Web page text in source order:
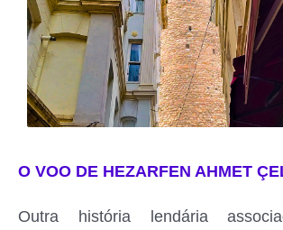
O VOO DE HEZARFEN AHMET
Outra história lendária